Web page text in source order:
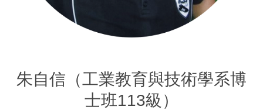
朱自信（工業教育與技術學系博
士班113級）